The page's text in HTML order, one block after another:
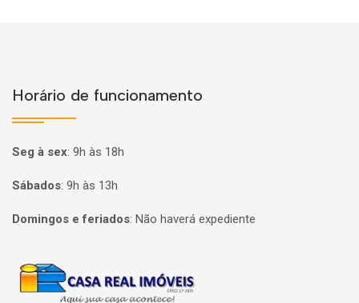
Horário de funcionamento
Seg à sex: 9h às 18h
Sábados: 9h às 13h
Domingos e feriados: Não haverá expediente
Página inicial